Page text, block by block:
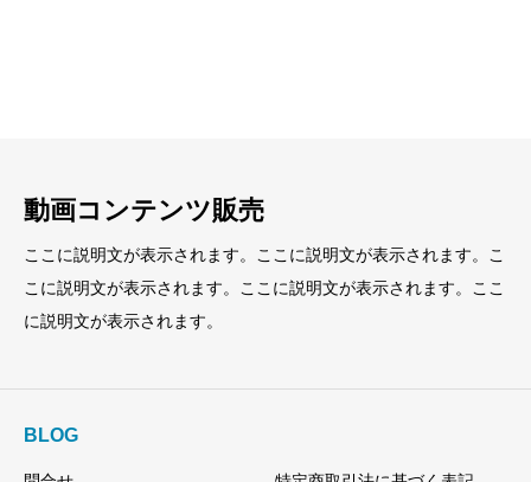
動画コンテンツ販売
ここに説明文が表示されます。ここに説明文が表示されます。こ
こに説明文が表示されます。ここに説明文が表示されます。ここ
に説明文が表示されます。
BLOG